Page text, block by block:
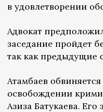
в удовлетворении
Адвокат
заседание пройдет
так как предыдущие
Атамбаев
освобождении
Азиза Батукаева.